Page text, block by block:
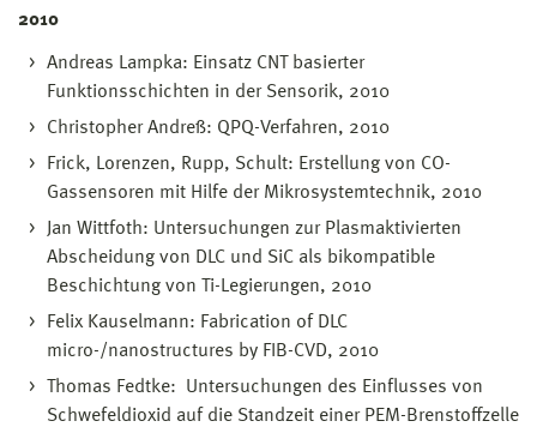
2010
Andreas Lampka: Einsatz CNT basierter
Funktionsschichten in der Sensorik, 2010
Christopher Andreß: QPQ-Verfahren, 2010
Frick, Lorenzen, Rupp, Schult: Erstellung von CO-
Gassensoren mit Hilfe der Mikrosystemtechnik, 2010
Jan Wittfoth: Untersuchungen zur Plasmaktivierten
Abscheidung von DLC und SiC als bikompatible
Beschichtung von Ti-Legierungen, 2010
Felix Kauselmann: Fabrication of DLC
micro-/nanostructures by FIB-CVD, 2010
Thomas Fedtke: Untersuchungen des Einflusses von
Schwefeldioxid auf die Standzeit einer PEM-Brenstoffzelle